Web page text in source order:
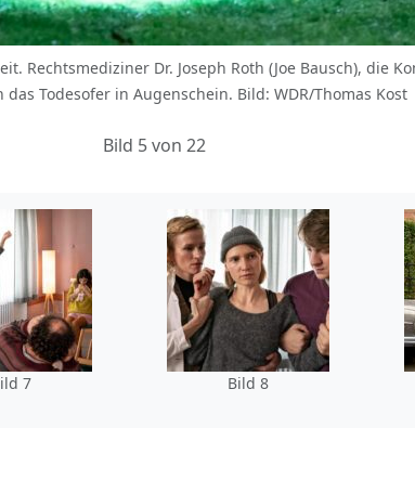
Rechtsmediziner Dr. Joseph Roth (Joe Bausch), die
Todesofer in Augenschein. Bild: WDR/Thomas Kost
Bild 5 von 22
7 Bild 8